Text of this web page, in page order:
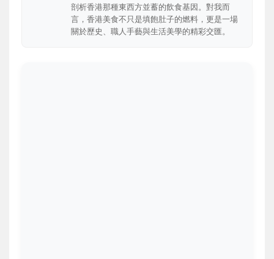
剖析香港那種東西方並蓄的飲食基因。對我而
言，香港美食不只是填飽肚子的燃料，更是一場
關於歷史、職人手藝與生活美學的精彩交匯。